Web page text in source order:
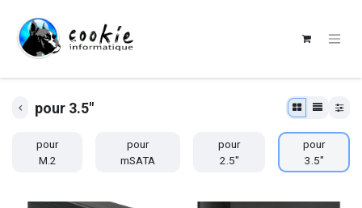
pour 3.5"
pour
M.2
pour
mSATA
pour
2.5"
pour
3.5"